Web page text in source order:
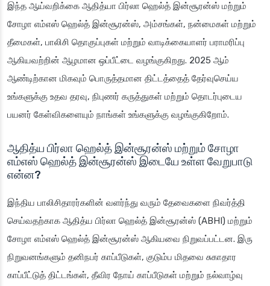
இந்த ஆய்வறிக்கை ஆதித்யா பிர்லா ஹெல்த் இன்சூரன்ஸ் மற்றும்
சோழா எம்எஸ் ஹெல்த் இன்சூரன்ஸ், அம்சங்கள், நன்மைகள் மற்றும்
தீமைகள், பாலிசி தொகுப்புகள் மற்றும் வாடிக்கையாளர் பராமரிப்பு
ஆகியவற்றின் ஆழமான ஒப்பீட்டை வழங்குகிறது. 2025 ஆம்
ஆண்டிற்கான மிகவும் பொருத்தமான திட்டத்தைத் தேர்வுசெய்ய
உங்களுக்கு உதவ தரவு, நிபுணர் கருத்துகள் மற்றும் தொடர்புடைய
பயனர் கேள்விகளையும் நாங்கள் உங்களுக்கு வழங்குகிறோம்.
ஆதித்ய பிர்லா ஹெல்த் இன்சூரன்ஸ் மற்றும் சோழா
எம்எஸ் ஹெல்த் இன்சூரன்ஸ் இடையே உள்ள வேறுபாடு
என்ன?
இந்திய பாலிசிதாரர்களின் வளர்ந்து வரும் தேவைகளை நிவர்த்தி
செய்வதற்காக ஆதித்ய பிர்லா ஹெல்த் இன்சூரன்ஸ் (ABHI) மற்றும்
சோழா எம்எஸ் ஹெல்த் இன்சூரன்ஸ் ஆகியவை நிறுவப்பட்டன. இரு
நிறுவனங்களும் தனிநபர் காப்பீடுகள், குடும்ப மிதவை சுகாதார
காப்பீட்டுத் திட்டங்கள், தீவிர நோய் காப்பீடுகள் மற்றும் நல்வாழ்வு